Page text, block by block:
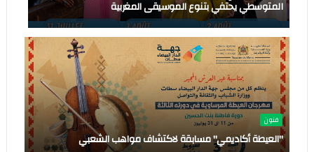
المتوسطي يحتفي بتنوع الموسيقى المغربية
فنون
"العيطة أكاديمي" مسابقة لاكتشاف مواهب الشعبي